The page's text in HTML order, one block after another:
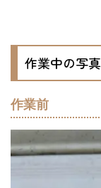
作業中の写真
作業前